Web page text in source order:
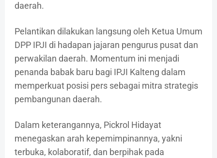
daerah.
Pelantikan dilakukan langsung oleh Ketua Umum
DPP IPJI di hadapan jajaran pengurus pusat dan
perwakilan daerah. Momentum ini menjadi
penanda babak baru bagi IPJI Kalteng dalam
memperkuat posisi pers sebagai mitra strategis
pembangunan daerah.
Dalam keterangannya, Pickrol Hidayat
menegaskan arah kepemimpinannya, yakni
terbuka, kolaboratif, dan berpihak pada